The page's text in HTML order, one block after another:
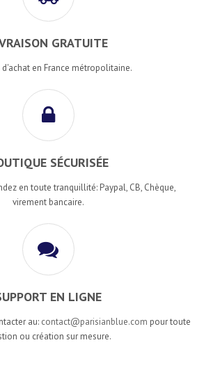
GRATUITE
d'achat en France métropolitaine.
SÉCURISÉE
en toute tranquillité: Paypal, CB, Chèque,
virement bancaire.
EN LIGNE
au: contact@parisianblue.com pour toute
ou création sur mesure.